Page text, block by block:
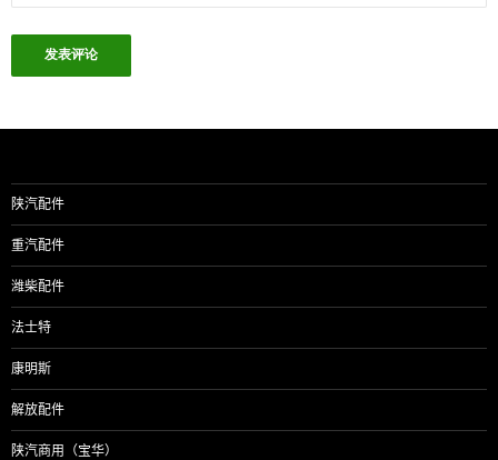
陕汽配件
重汽配件
潍柴配件
法士特
康明斯
解放配件
陕汽商用（宝华）